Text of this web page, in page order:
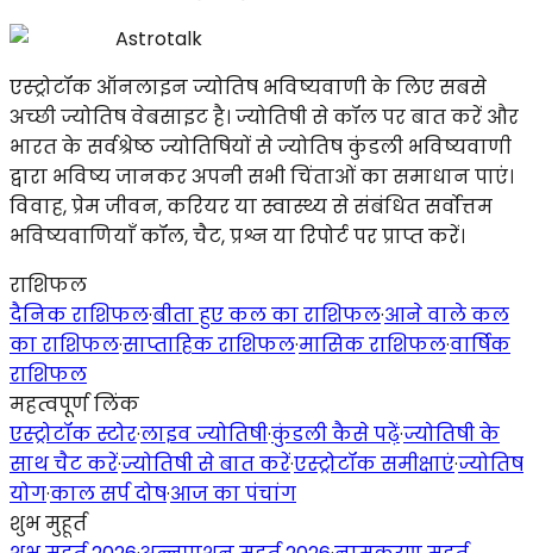
Astrotalk
एस्ट्रोटॉक ऑनलाइन ज्योतिष भविष्यवाणी के लिए सबसे
अच्छी ज्योतिष वेबसाइट है। ज्योतिषी से कॉल पर बात करें और
भारत के सर्वश्रेष्ठ ज्योतिषियों से ज्योतिष कुंडली भविष्यवाणी
द्वारा भविष्य जानकर अपनी सभी चिंताओं का समाधान पाएं।
विवाह, प्रेम जीवन, करियर या स्वास्थ्य से संबंधित सर्वोत्तम
भविष्यवाणियाँ कॉल, चैट, प्रश्न या रिपोर्ट पर प्राप्त करें।
राशिफल
दैनिक राशिफल·बीता हुए कल का राशिफल·आने वाले कल
का राशिफल·साप्ताहिक राशिफल·मासिक राशिफल·वार्षिक
राशिफल
महत्वपूर्ण लिंक
एस्ट्रोटॉक स्टोर·लाइव ज्योतिषी·कुंडली कैसे पढ़ें·ज्योतिषी के
साथ चैट करें·ज्योतिषी से बात करें·एस्ट्रोटॉक समीक्षाएं·ज्योतिष
योग·काल सर्प दोष·आज का पंचांग
शुभ मुहूर्त